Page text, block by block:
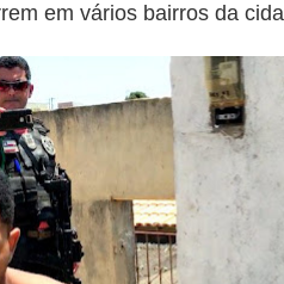
em vários bairros da